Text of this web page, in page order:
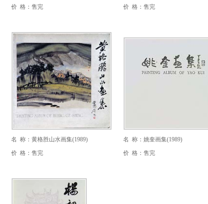
价 格：售完
价 格：售完
名 称：黄格胜山水画集(1989)
价 格：售完
名 称：姚奎画集(1989)
价 格：售完